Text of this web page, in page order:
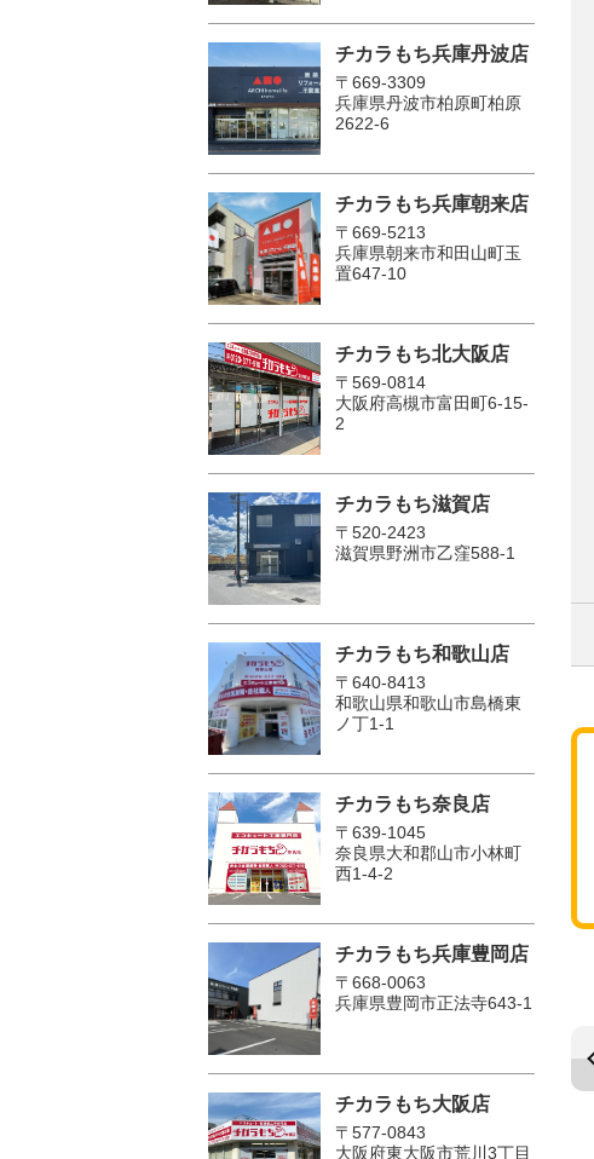
チカラもち兵庫丹波店
〒669-3309
兵庫県丹波市柏原町柏原
2622-6
チカラもち兵庫朝来店
〒669-5213
兵庫県朝来市和田山町玉
置647-10
チカラもち北大阪店
〒569-0814
大阪府高槻市富田町6-15-
2
チカラもち滋賀店
〒520-2423
滋賀県野洲市乙窪588-1
チカラもち和歌山店
〒640-8413
和歌山県和歌山市島橋東
ノ丁1-1
チカラもち奈良店
〒639-1045
奈良県大和郡山市小林町
西1-4-2
チカラもち兵庫豊岡店
〒668-0063
兵庫県豊岡市正法寺643-1
チカラもち大阪店
〒577-0843
大阪府東大阪市荒川3丁目